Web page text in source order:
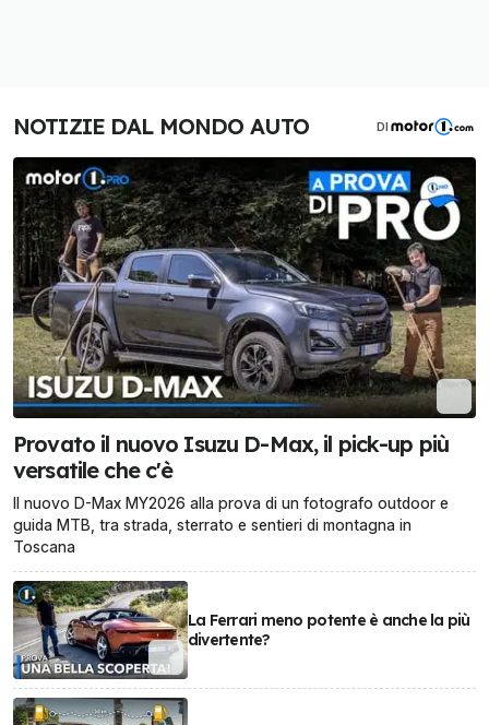
NOTIZIE DAL MONDO AUTO DI
Provato il nuovo Isuzu D-Max, il pick-up più
versatile che c'è
Il nuovo D-Max MY2026 alla prova di un fotografo outdoor e
guida MTB, tra strada, sterrato e sentieri di montagna in
Toscana
La Ferrari meno potente è anche la più
divertente?